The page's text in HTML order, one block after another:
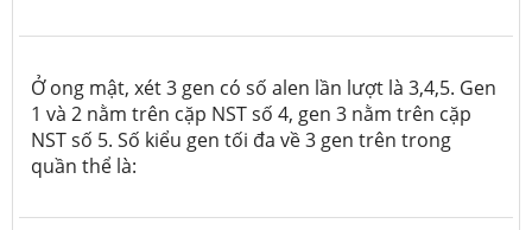
Ở ong mật, xét 3 gen có số alen lần lượt là 3,4,5. Gen
1 và 2 nằm trên cặp NST số 4, gen 3 nằm trên cặp
NST số 5. Số kiểu gen tối đa về 3 gen trên trong
quần thể là: